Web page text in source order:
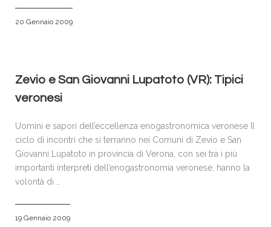
20 Gennaio 2009
Zevio e San Giovanni Lupatoto (VR): Tipici
veronesi
Uomini e sapori dell’eccellenza enogastronomica veronese Il
ciclo di incontri che si terranno nei Comuni di Zevio e San
Giovanni Lupatoto in provincia di Verona, con sei tra i più
importanti interpreti dell’enogastronomia veronese, hanno la
volontà di …
19 Gennaio 2009